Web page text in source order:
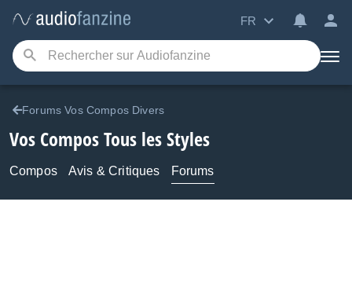
FR
Forums Vos Compos Divers
Vos Compos Tous les Styles
Compos Avis & Critiques Forums